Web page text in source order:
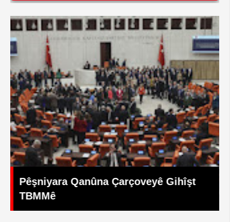
Li Posofê 2emîn Festîvala Çand û
Hunerê Hatiye Lidarxistin